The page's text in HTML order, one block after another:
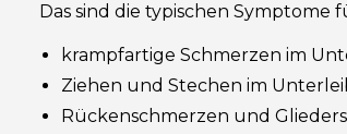
Das sind die typischen
krampfartige Schmerzen im
Ziehen und Stechen im
Rückenschmerzen und